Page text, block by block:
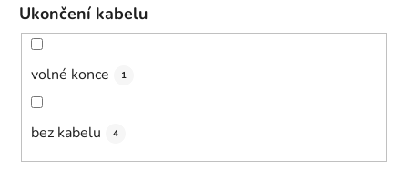
Ukončení kabelu
volné konce 1
bez kabelu 4